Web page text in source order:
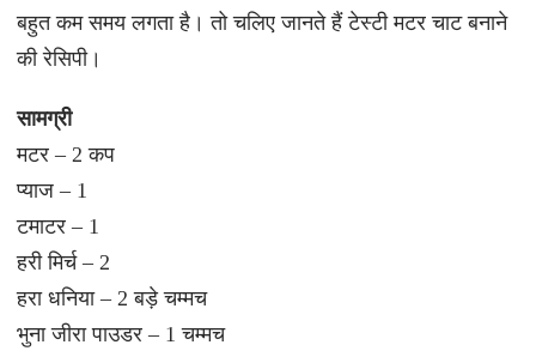
बहुत कम समय लगता है। तो चलिए जानते हैं टेस्टी मटर चाट बनाने
की रेसिपी।
सामग्री
मटर – 2 कप
प्याज – 1
टमाटर – 1
हरी मिर्च – 2
हरा धनिया – 2 बड़े चम्मच
भुना जीरा पाउडर – 1 चम्मच